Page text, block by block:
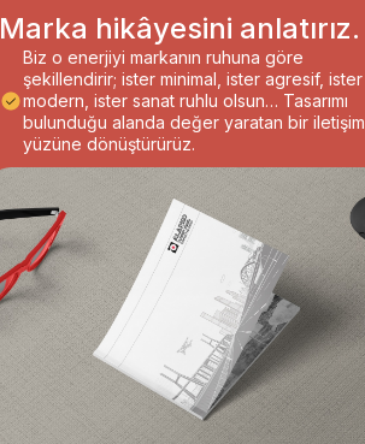
Biz o enerjiyi markanın ruhuna göre
şekillendirir; ister minimal, ister agresif, ister
modern, ister sanat ruhlu olsun… Tasarımı
bulunduğu alanda değer yaratan bir iletişim
yüzüne dönüştürürüz.
Marka hikâyesini anlatırız.